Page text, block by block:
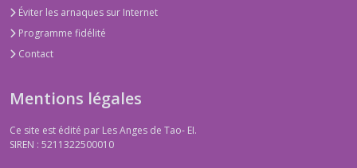
Éviter les arnaques sur Internet
Programme fidélité
Contact
Mentions légales
Ce site est édité par Les Anges de Tao- EI.
SIREN : 5211322500010